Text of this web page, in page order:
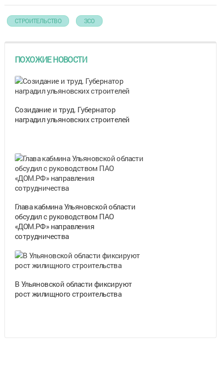
СТРОИТЕЛЬСТВО ЗСО
ПОХОЖИЕ НОВОСТИ
Созидание и труд. Губернатор
наградил ульяновских строителей
Глава кабмина Ульяновской области
обсудил с руководством ПАО
«ДОМ.РФ» направления
сотрудничества
В Ульяновской области фиксируют
рост жилищного строительства